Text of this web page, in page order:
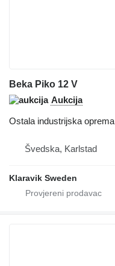
Beka Piko 12 V
Aukcija
Ostala industrijska oprema
Švedska, Karlstad
Klaravik Sweden